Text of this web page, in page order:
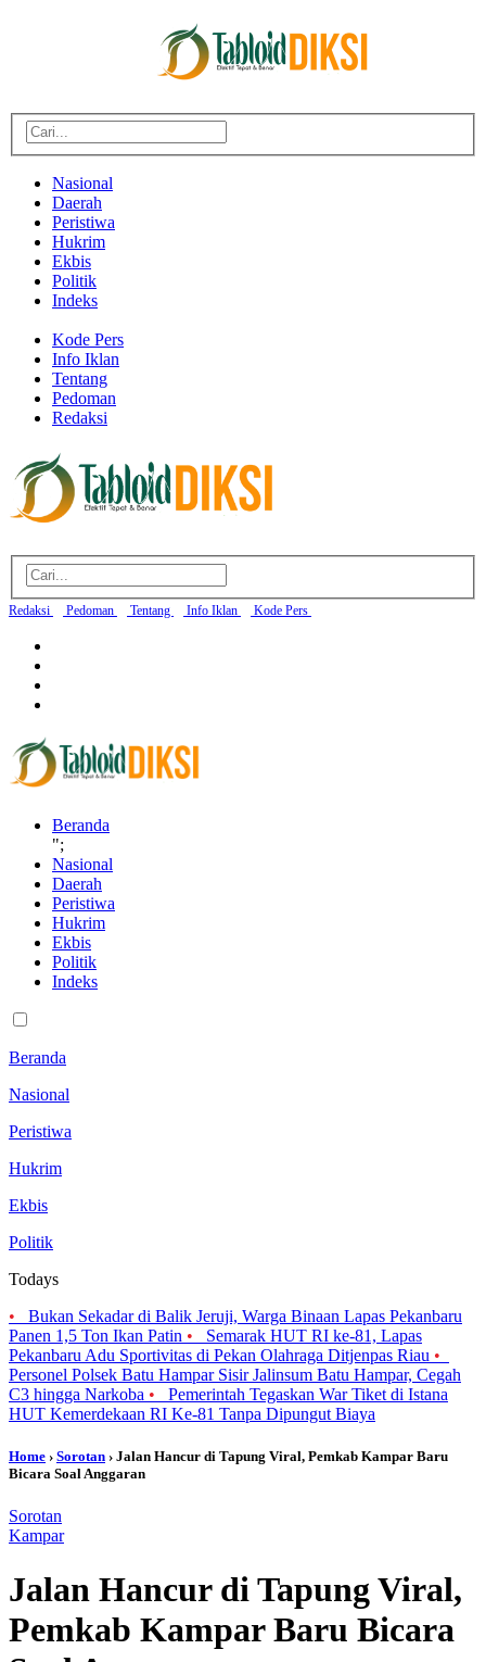
Nasional
Daerah
Peristiwa
Hukrim
Ekbis
Politik
Indeks
Kode Pers
Info Iklan
Tentang
Pedoman
Redaksi
Redaksi Pedoman Tentang Info Iklan Kode Pers
Beranda
";
Nasional
Daerah
Peristiwa
Hukrim
Ekbis
Politik
Indeks
Beranda
Nasional
Peristiwa
Hukrim
Ekbis
Politik
Todays
•
Bukan Sekadar di Balik Jeruji, Warga Binaan Lapas Pekanbaru
Panen 1,5 Ton Ikan Patin •
Semarak HUT RI ke-81, Lapas
Pekanbaru Adu Sportivitas di Pekan Olahraga Ditjenpas Riau •
Personel Polsek Batu Hampar Sisir Jalinsum Batu Hampar, Cegah
C3 hingga Narkoba •
Pemerintah Tegaskan War Tiket di Istana
HUT Kemerdekaan RI Ke-81 Tanpa Dipungut Biaya
Home › Sorotan › Jalan Hancur di Tapung Viral, Pemkab Kampar Baru
Bicara Soal Anggaran
Sorotan
Kampar
Jalan Hancur di Tapung Viral,
Pemkab Kampar Baru Bicara